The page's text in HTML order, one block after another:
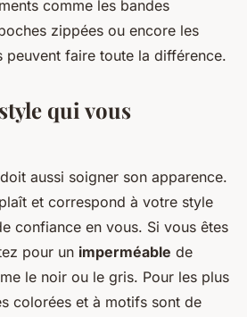
comme les bandes
zippées ou encore les
peuvent faire toute la différence.
qui vous
aussi soigner son apparence.
et correspond à votre style
confiance en vous. Si vous êtes
pour un imperméable de
le noir ou le gris. Pour les plus
colorées et à motifs sont de